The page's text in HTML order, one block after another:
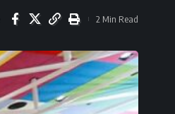
2 Min Read